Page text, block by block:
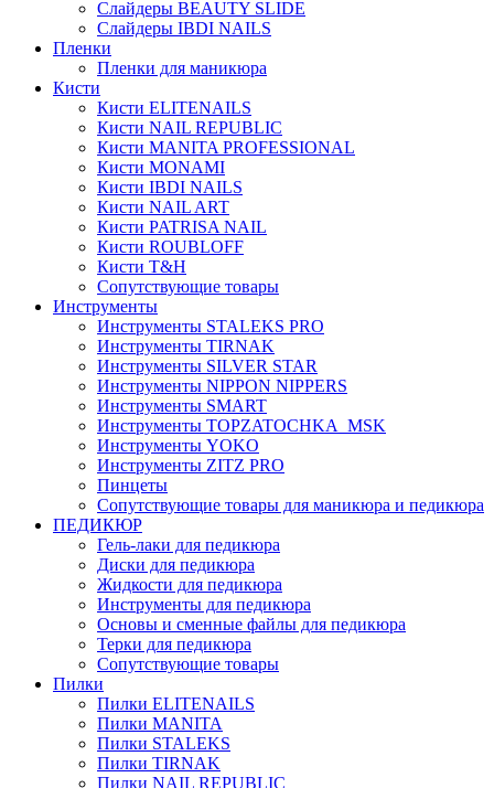
Слайдеры BEAUTY SLIDE
Слайдеры IBDI NAILS
Пленки
Пленки для маникюра
Кисти
Кисти ELITENAILS
Кисти NAIL REPUBLIC
Кисти MANITA PROFESSIONAL
Кисти MONAMI
Кисти IBDI NAILS
Кисти NAIL ART
Кисти PATRISA NAIL
Кисти ROUBLOFF
Кисти T&H
Сопутствующие товары
Инструменты
Инструменты STALEKS PRO
Инструменты TIRNAK
Инструменты SILVER STAR
Инструменты NIPPON NIPPERS
Инструменты SMART
Инструменты TOPZATOCHKA_MSK
Инструменты YOKO
Инструменты ZITZ PRO
Пинцеты
Сопутствующие товары для маникюра и педикюра
ПЕДИКЮР
Гель-лаки для педикюра
Диски для педикюра
Жидкости для педикюра
Инструменты для педикюра
Основы и сменные файлы для педикюра
Терки для педикюра
Сопутствующие товары
Пилки
Пилки ELITENAILS
Пилки MANITA
Пилки STALEKS
Пилки TIRNAK
Пилки NAIL REPUBLIC